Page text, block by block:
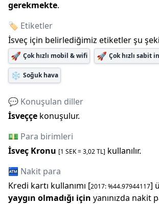
gerekmekte.
🏷️ Etiketler
İsveç için belirlediğimiz etiketler şu
🚀 Çok hızlı mobil & wifi 🚀 Çok hızlı sabit
❄️ Soğuk hava
💬 Konuşulan diller
İsveççe konuşulur.
💵 Para birimleri
İsveç Kronu [1 SEK=3,02TL] kullanılır.
🏧 Nakit para
Kredi kartı kullanımı [2017: %44.97944117]
yaygın olmadığı için yanınızda nakit